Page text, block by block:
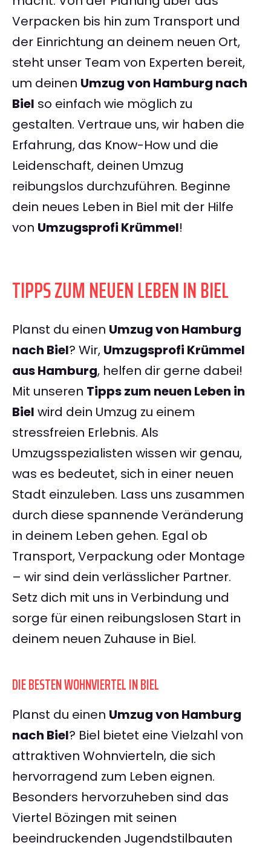
Verpacken bis hin zum Transport und
der Einrichtung an deinem neuen Ort,
steht unser Team von Experten bereit,
um deinen Umzug von Hamburg nach
Biel so einfach wie möglich zu
gestalten. Vertraue uns, wir haben die
Erfahrung, das Know-How und die
Leidenschaft, deinen Umzug
reibungslos durchzuführen. Beginne
dein neues Leben in Biel mit der Hilfe
von Umzugsprofi Krümmel!
TIPPS ZUM NEUEN LEBEN IN BIEL
Planst du einen Umzug von Hamburg
nach Biel? Wir, Umzugsprofi Krümmel
aus Hamburg, helfen dir gerne dabei!
Mit unseren Tipps zum neuen Leben in
Biel wird dein Umzug zu einem
stressfreien Erlebnis. Als
Umzugsspezialisten wissen wir genau,
was es bedeutet, sich in einer neuen
Stadt einzuleben. Lass uns zusammen
durch diese spannende Veränderung
in deinem Leben gehen. Egal ob
Transport, Verpackung oder Montage
– wir sind dein verlässlicher Partner.
Setz dich mit uns in Verbindung und
sorge für einen reibungslosen Start in
deinem neuen Zuhause in Biel.
DIE BESTEN WOHNVIERTEL IN BIEL
Planst du einen Umzug von Hamburg
nach Biel? Biel bietet eine Vielzahl von
attraktiven Wohnvierteln, die sich
hervorragend zum Leben eignen.
Besonders hervorzuheben sind das
Viertel Bözingen mit seinen
beeindruckenden Jugendstilbauten